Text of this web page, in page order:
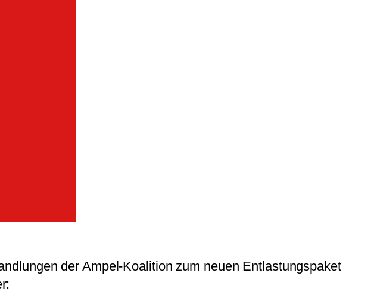
der Ampel-Koalition zum neuen Entlastungspaket